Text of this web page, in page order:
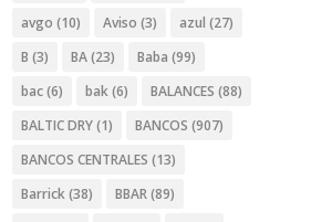
avgo (10) Aviso (3) azul (27)
B (3) BA(23) Baba (99)
bac(6) bak(6) BALANCES (88)
BALTIC DRY(1) BANCOS (907)
BANCOS CENTRALES (13)
Barrick(38) BBAR(89)